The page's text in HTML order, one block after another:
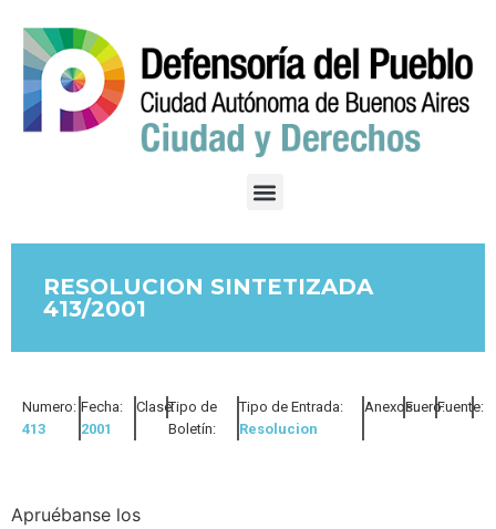
RESOLUCION SINTETIZADA
413/2001
Numero:
413
Fecha:
2001
Clase:Tipo de
Boletín:
Tipo de Entrada:
Resolucion
Anexos:Fuero:Fuente:
Apruébanse los